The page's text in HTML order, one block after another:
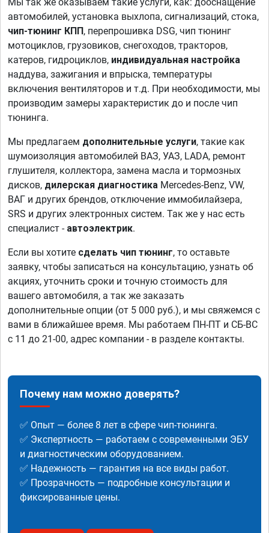
автомобилей, установка выхлопа, сигнализаций, стока,
чип-тюнинг КПП, перепрошивка DSG, чип тюнинг
мотоциклов, грузовиков, снегоходов, тракторов,
катеров, гидроциклов, индивидуальная настройка
наддува, зажигания и впрыска, температуры
включения вентиляторов и т.д. При необходимости, мы
производим замеры характеристик до и после чип
тюнинга.
Мы предлагаем дополнительные услуги, такие как
шумоизоляция автомобилей ВАЗ, УАЗ, LADA, ремонт
глушителя, коллектора, замена масла и тормозных
дисков, дилерская диагностика Mercedes-Benz, VW,
ВАГ и других брендов, отключение иммобилайзера,
SRS и других электронных систем. Так же у нас есть
специалист - автоэлектрик.
Если вы хотите сделать чип тюнинг, то оставьте
заявку, чтобы записаться на консультацию, узнать об
акциях, уточнить сроки и точную стоимость для
вашего автомобиля, а так же заказать
дополнительные опции (от 5 000 руб.), и мы свяжемся с
вами в ближайшее время. Мы работаем ПН-ПТ и СБ-ВС
с 11 до 21-00, адрес компании - в разделе контакты.
Почему нам можно доверять?
✅ Опыт — более 8 лет в сфере чип-тюнинга.
✅ Экспертность — работаем с современными ЭБУ
и диагностическим оборудованием.
✅ Надежность — гарантия на все виды работ.
✅ Прозрачность — подробные консультации и
фиксированные цены.